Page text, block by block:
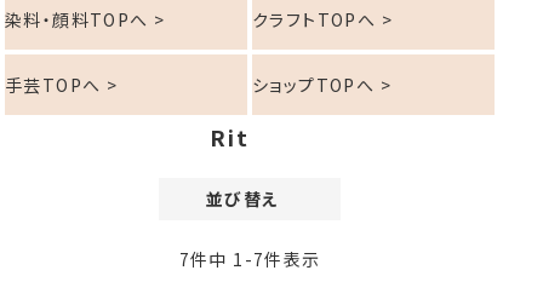
染料・顔料TOPへ >
クラフトTOPへ >
手芸TOPへ > ショップTOPへ >
Rit
並び替え
価格が高い順
7件中 1 -7件表示